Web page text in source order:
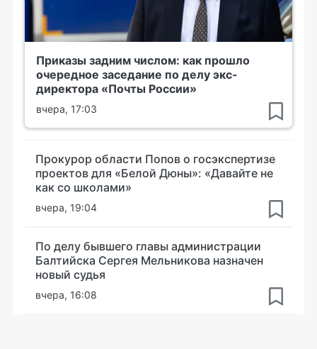
Приказы задним числом: как прошло
очередное заседание по делу экс-
директора «Почты России»
вчера, 17:03
Прокурор области Попов о госэкспертизе
проектов для «Белой Дюны»: «Давайте не
как со школами»
вчера, 19:04
По делу бывшего главы администрации
Балтийска Сергея Мельникова назначен
новый судья
вчера, 16:08